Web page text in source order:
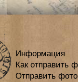
Информация
Как отправить
Отправить